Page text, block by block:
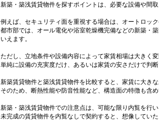
新築・築浅賃貸物件を探すポイントは、必要な設備や間
例えば、セキュリティ面を重視する場合は、オートロッ
都市部では、オール電化や浴室乾燥機完備などの新築・
いえます。
ただし、立地条件や設備内容によって家賃相場は大きく変
単純に設備の充実度だけ、あるいは家賃の安さだけで判
新築賃貸物件と築浅賃貸物件を比較すると、家賃に大き
そのため、断熱性能や防音性能など、構造面の特徴も含
新築・築浅賃貸物件での注意点は、可能な限り内覧を行
未完成の賃貸物件を内覧なしで契約すると、想像してい